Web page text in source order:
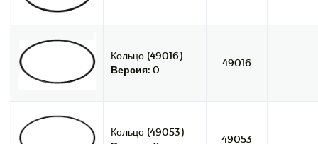
Кольцо (49016)
Версия: 0
49016
Кольцо (49053)
49053